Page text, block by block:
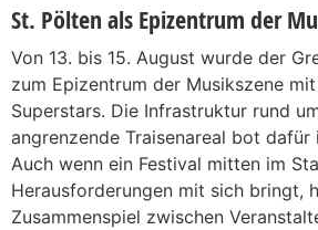
St. Pölten als Epizentrum der
Von 13. bis 15. August wurde der
zum Epizentrum der Musikszene
Superstars. Die Infrastruktur rund
angrenzende Traisenareal bot dafür
Auch wenn ein Festival mitten im
Herausforderungen mit sich bringt,
Zusammenspiel zwischen